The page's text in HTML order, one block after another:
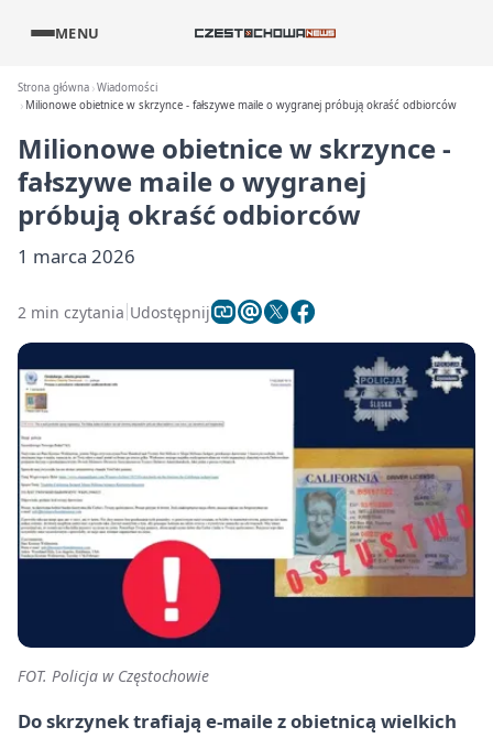
MENU
Strona główna Wiadomości
Milionowe obietnice w skrzynce - fałszywe maile o wygranej próbują okraść odbiorców
Milionowe obietnice w skrzynce -
fałszywe maile o wygranej
próbują okraść odbiorców
1 marca 2026
2 min czytania Udostępnij
FOT. Policja w Częstochowie
Do skrzynek trafiają e-maile z obietnicą wielkich